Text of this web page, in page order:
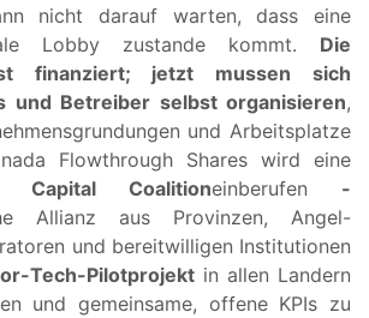
nicht darauf warten, dass eine
Lobby zustande kommt. Die
finanziert; jetzt mussen sich
und Betreiber selbst organisieren,
und Arbeitsplatze
Flowthrough Shares wird eine
Capital Coalitioneinberufen -
Allianz aus Provinzen, Angel-
und bereitwilligen Institutionen
Tech-Pilotprojekt in allen Landern
und gemeinsame, offene KPIs zu